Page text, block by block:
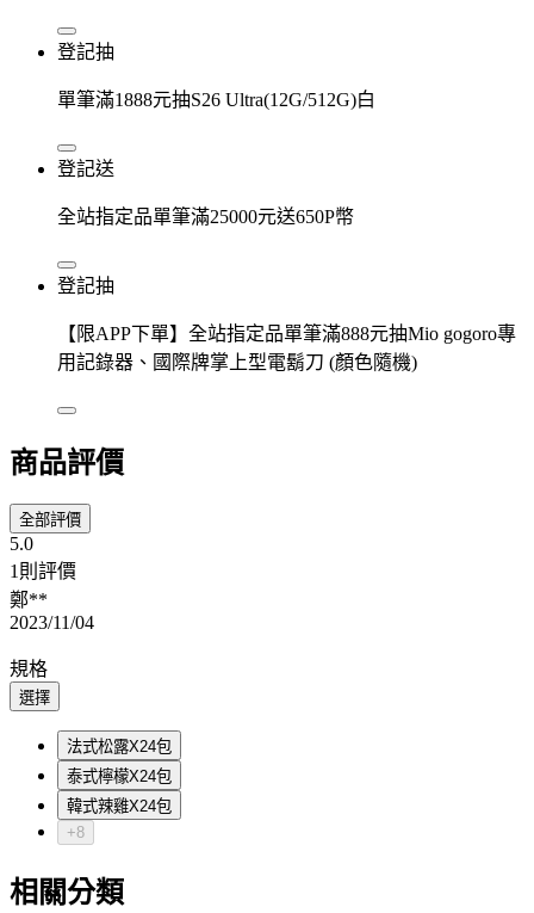
登記抽
單筆滿1888元抽S26 Ultra(12G/512G)白
登記送
全站指定品單筆滿25000元送650P幣
登記抽
【限APP下單】全站指定品單筆滿888元抽Mio gogoro專
用記錄器、國際牌掌上型電鬍刀 (顏色隨機)
商品評價
全部評價
5.0
1則評價
鄭**
2023/11/04
規格
選擇
法式松露X24包
泰式檸檬X24包
韓式辣雞X24包
+8
相關分類